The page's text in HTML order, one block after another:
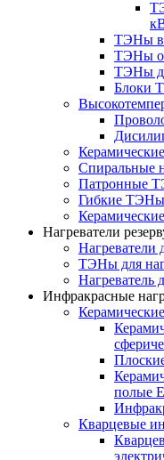
ТЭНы
ТЭНы
ТЭНы
Блоки
Спиральные
Патронные
Гибкие ТЭНы
Нагреватели
Нагреватели
ТЭНы для
Нагреватель
Инфракрасные
полые
Кварцевые